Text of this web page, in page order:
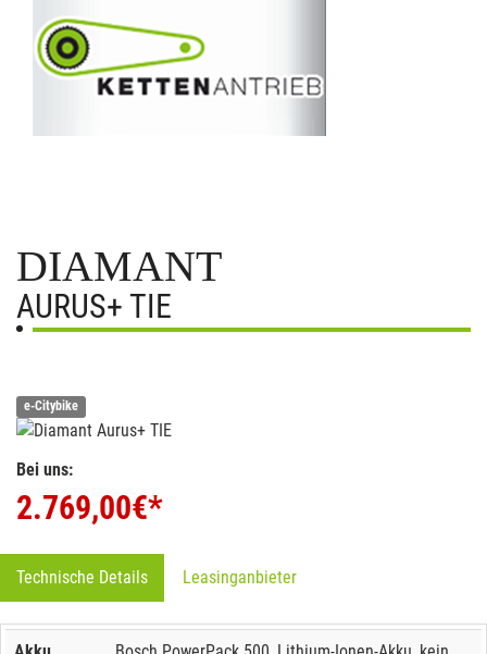
DIAMANT
AURUS+ TIE
e-Citybike
Bei uns:
2.769,00€*
Technische Details Leasinganbieter